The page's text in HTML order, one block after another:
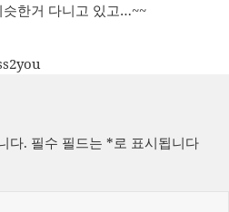
한거 다니고 있고…~~
다. 필수 필드는 *로 표시됩니다